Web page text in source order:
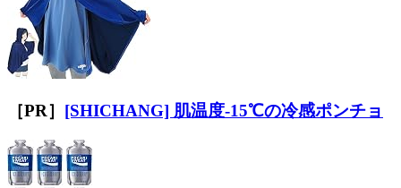
［PR］ [SHICHANG] 肌温度-15℃の冷感ポンチョ